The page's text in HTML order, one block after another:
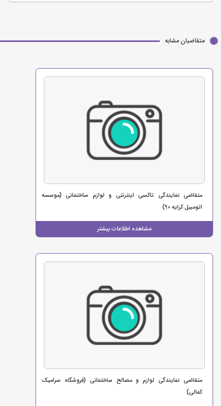
متقاضیان مشابه
مشاهده اطلاعات بیشتر
متقاضی نمایندگی تاکسی اینترنتی و لوازم ساختمانی (موسسه
اتومبیل کرایه 90)
متقاضی نمایندگی لوازم و مصالح ساختمانی (فروشگاه سرامیک
کمالی)